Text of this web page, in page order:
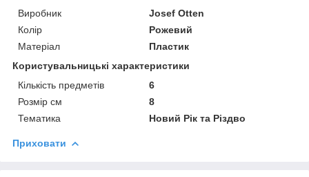
Виробник
Josef Otten
Колір
Рожевий
Матеріал
Пластик
Користувальницькі характеристики
Кількість предметів
6
Розмір см
8
Тематика
Новий Рік та Різдво
Приховати